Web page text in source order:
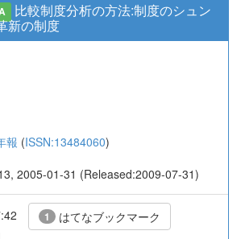
比較制度分析の方法:制度のシュン
新の制度
報 (ISSN:13484060)
2005-01-31 (Released:2009-07-31)
1 はてなブックマーク